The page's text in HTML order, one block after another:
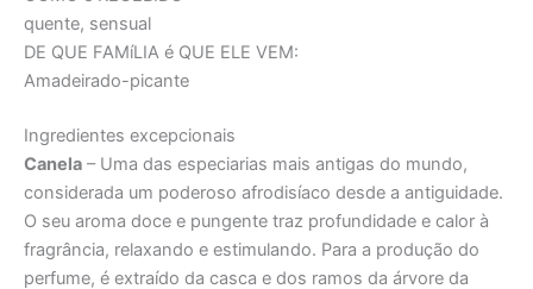
quente, sensual
DE QUE FAMíLIA é QUE ELE VEM:
Amadeirado-picante
Ingredientes excepcionais
Canela – Uma das especiarias mais antigas do mundo,
considerada um poderoso afrodisíaco desde a antiguidade.
O seu aroma doce e pungente traz profundidade e calor à
fragrância, relaxando e estimulando. Para a produção do
perfume, é extraído da casca e dos ramos da árvore da